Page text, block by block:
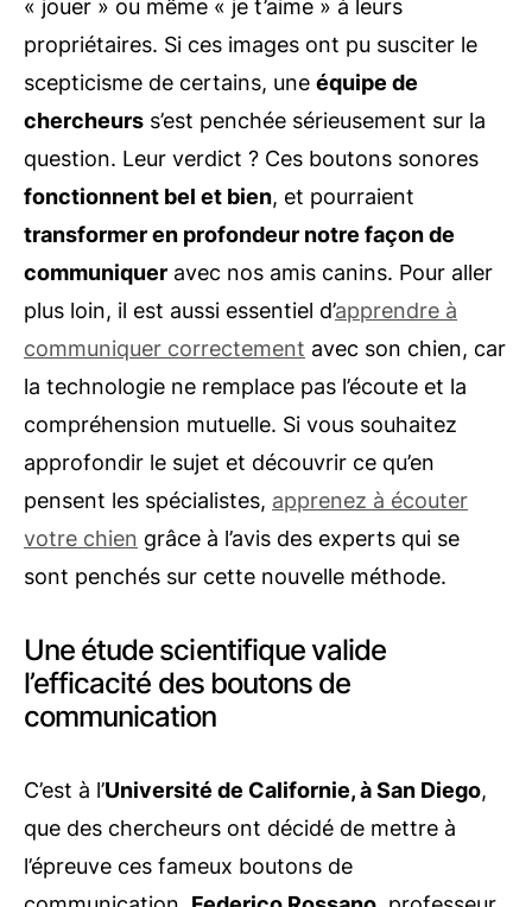
« jouer » ou même « je t’aime » à leurs
propriétaires. Si ces images ont pu susciter le
scepticisme de certains, une équipe de
chercheurs s’est penchée sérieusement sur la
question. Leur verdict ? Ces boutons sonores
fonctionnent bel et bien, et pourraient
transformer en profondeur notre façon de
communiquer avec nos amis canins. Pour aller
plus loin, il est aussi essentiel d’apprendre à
communiquer correctement avec son chien, car
la technologie ne remplace pas l’écoute et la
compréhension mutuelle. Si vous souhaitez
approfondir le sujet et découvrir ce qu’en
pensent les spécialistes, apprenez à écouter
votre chien grâce à l’avis des experts qui se
sont penchés sur cette nouvelle méthode.
Une étude scientifique valide
l’efficacité des boutons de
communication
C’est à l’Université de Californie, à San Diego,
que des chercheurs ont décidé de mettre à
l’épreuve ces fameux boutons de